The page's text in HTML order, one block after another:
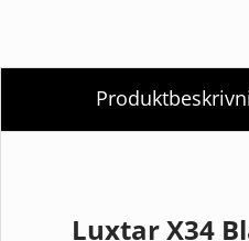
Luxtar X34